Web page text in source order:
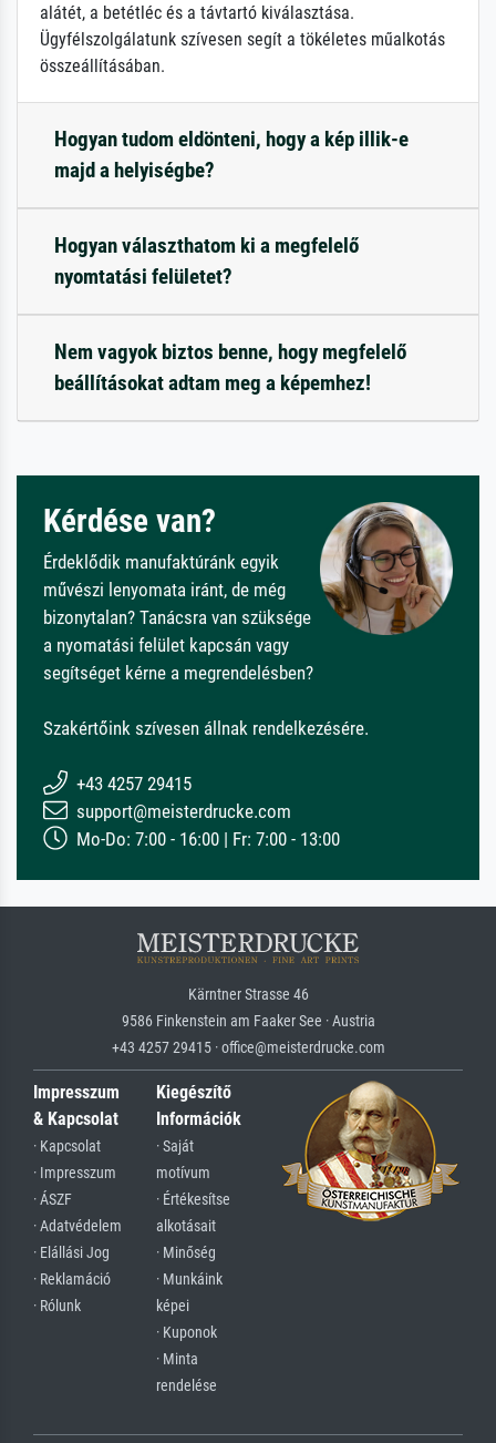
alátét, a betétléc és a távtartó kiválasztása.
Ügyfélszolgálatunk szívesen segít a tökéletes műalkotás
összeállításában.
Hogyan tudom eldönteni, hogy a kép illik-e
majd a helyiségbe?
Hogyan választhatom ki a megfelelő
nyomtatási felületet?
Nem vagyok biztos benne, hogy megfelelő
beállításokat adtam meg a képemhez!
Kérdése van?
Érdeklődik manufaktúránk egyik
művészi lenyomata iránt, de még
bizonytalan? Tanácsra van szüksége
a nyomatási felület kapcsán vagy
segítséget kérne a megrendelésben?
Szakértőink szívesen állnak rendelkezésére.
+43 4257 29415
support@meisterdrucke.com
Mo-Do: 7:00 - 16:00 | Fr: 7:00 - 13:00
Kärntner Strasse 46
9586 Finkenstein am Faaker See · Austria
+43 4257 29415 · office@meisterdrucke.com
Impresszum
& Kapcsolat
· Kapcsolat
· Impresszum
· ÁSZF
· Adatvédelem
· Elállási Jog
· Reklamáció
· Rólunk
Kiegészítő
Információk
· Saját
motívum
· Értékesítse
alkotásait
· Minőség
· Munkáink
képei
· Kuponok
· Minta
rendelése